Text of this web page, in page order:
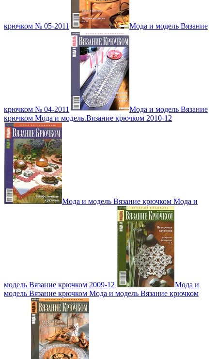
крючком № 05-2011 Мода и модель Вязание
крючком № 04-2011
Мода и модель Вязание
крючком Мода и модель.Вязание крючком 2010-12
Мода и модель Вязание крючком Мода и
модель Вязание крючком 2009-12
Мода и
модель Вязание крючком Мода и модель Вязание крючком